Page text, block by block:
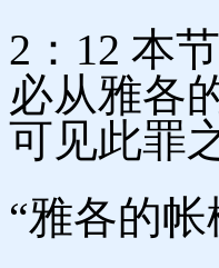
2：12 本
必从雅各
可见此罪
“雅各的